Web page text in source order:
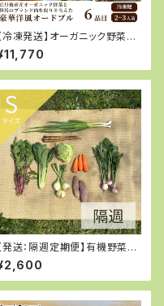
【冷凍発送】オーガニック野菜と
馬のブランド肉を取り揃えた
華洋風パーティーセット
【発送：隔週定期便】有機野菜S
イズ